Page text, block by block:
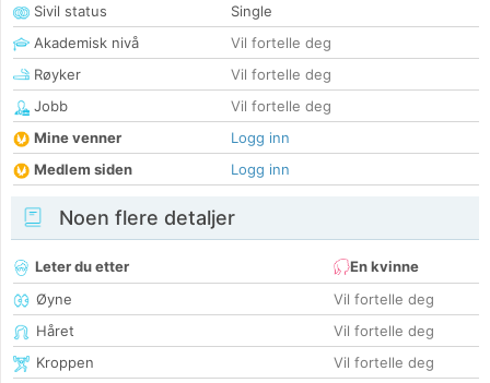
Sivil status
Single
Akademisk nivå
Vil fortelle deg
Røyker
Vil fortelle deg
Jobb
Vil fortelle deg
Mine venner
Logg inn
Medlem siden
Logg inn
Noen flere detaljer
Leter du etter
En kvinne
Øyne
Vil fortelle deg
Håret
Vil fortelle deg
Kroppen
Vil fortelle deg